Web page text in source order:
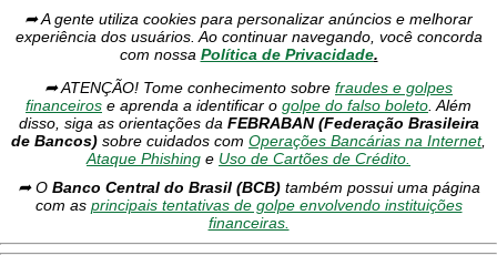
➦ A gente utiliza cookies para personalizar anúncios e melhorar
experiência dos usuários. Ao continuar navegando, você concorda
com nossa Política de Privacidade.
➦ ATENÇÃO! Tome conhecimento sobre fraudes e golpes
financeiros e aprenda a identificar o golpe do falso boleto . Além
disso, siga as orientações da FEBRABAN (Federação Brasileira
de Bancos) sobre cuidados com Operações Bancárias na Internet,
Ataque Phishing e Uso de Cartões de Crédito.
➦ O Banco Central do Brasil (BCB)também possui uma página
com as principais tentativas de golpe envolvendo instituições
financeiras.